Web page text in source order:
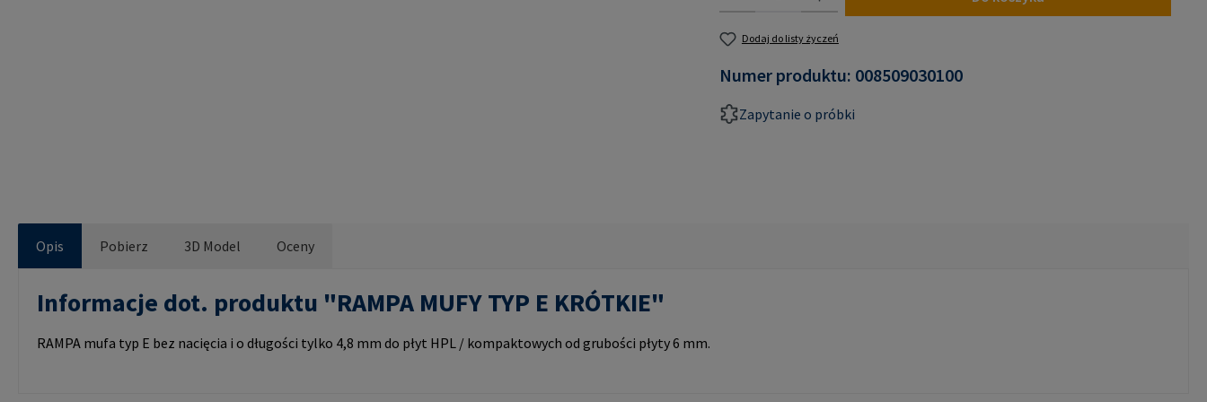
Dodaj do listy życzeń
Numer produktu: 008509030100
Zapytanie o próbki
Opis Pobierz 3D Model Oceny
Informacje dot. produktu "RAMPA MUFY TYP E KRÓTKIE"
RAMPA mufa typ E bez nacięcia i o długości tylko 4,8 mm do płyt HPL / kompaktowych od grubości płyty 6 mm.